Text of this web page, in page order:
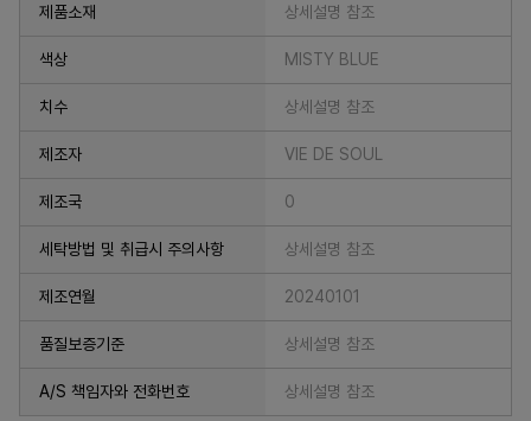
제품소재 상세설명 참조
색상 MISTY BLUE
치수 상세설명 참조
제조자 VIE DE SOUL
제조국 0
세탁방법 및 취급시 주의사항 상세설명 참조
제조연월 20240101
품질보증기준 상세설명 참조
A/S 책임자와 전화번호 상세설명 참조